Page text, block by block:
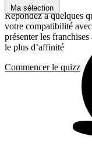
Ma sélection
Répondez a quelques
votre compatibilité
présenter les
le plus d’affinité
Commencer le quizz